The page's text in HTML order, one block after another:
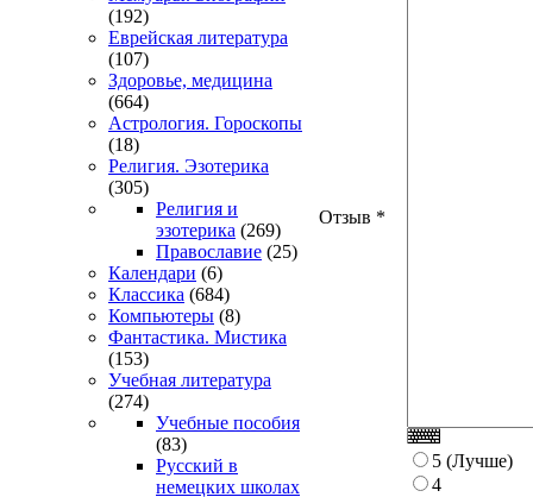
(192)
Еврейская литература
(107)
Здоровье, медицина
(664)
Астрология. Гороскопы
(18)
Религия. Эзотерика
(305)
Религия и
эзотерика (269)
Православие (25)
Календари (6)
Классика (684)
Компьютеры (8)
Фантастика. Мистика
(153)
Учебная литература
(274)
Учебные пособия
(83)
Русский в
немецких школах
Отзыв *
5 (Лучше)
4